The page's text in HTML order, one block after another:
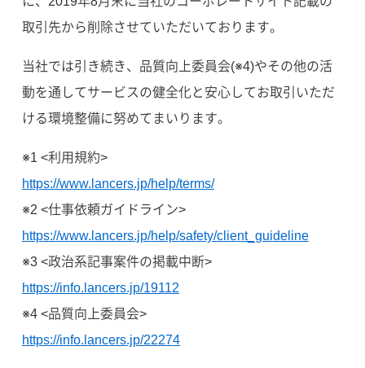
取引先から削除させていただいております。
当社では引き続き、品質向上委員会(※4)やその他の活
動を通してサービスの健全化と安心してお取引いただ
ける環境整備に努めてまいります。
※1 <利用規約>
https://www.lancers.jp/help/terms/
※2 <仕事依頼ガイドライン>
https://www.lancers.jp/help/safety/client_guideline
※3 <政治系記事案件の掲載中断>
https://info.lancers.jp/19112
※4 <品質向上委員会>
https://info.lancers.jp/22274